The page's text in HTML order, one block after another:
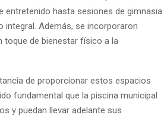
entretenido hasta sesiones de gimnasia
integral. Además, se incorporaron
toque de bienestar físico a la
de proporcionar estos espacios
fundamental que la piscina municipal
y puedan llevar adelante sus